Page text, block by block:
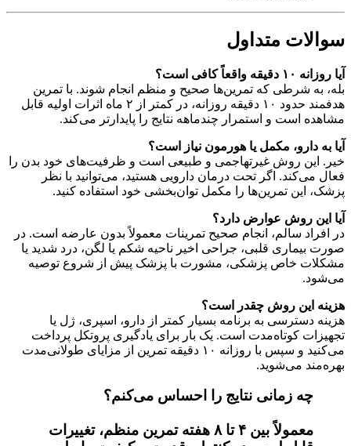
سوالات متداول
آیا روزانه ۱۰ دقیقه واقعاً کافی است؟
بله، به شرطی که تمرین‌ها صحیح و منظم انجام شوند. با تمرین
هدفمند حدود ۱۰ دقیقه روزانه، در کمتر از ۲ ماه اثرات اولیه قابل
مشاهده است و استمرار چندماهه نتایج را پایدارتر می‌کند.
آیا به دارو، مکمل یا هورمون نیاز است؟
خیر. این روش غیرتهاجمی و طبیعی است و ظرفیت‌های خود بدن را
فعال می‌کند. اگر تحت درمان دارویی هستید، می‌توانید با نظر
پزشک، این تمرین‌ها را مکمل توان‌بخشی خود استفاده کنید.
آیا این روش عوارض دارد؟
در افراد سالم، انجام صحیح تمرینات معمولاً بدون عارضه است. در
صورت بیماری قلبی، جراحی اخیر ناحیه شکم یا لگن، درد شدید یا
مشکلات خاص پزشکی، مشورت با پزشک پیش از شروع توصیه
می‌شود.
هزینه این روش چقدر است؟
هزینه دسترسی به برنامه بسیار کمتر از دارو، اسپری، ژل یا
تجهیزات کوتاه‌مدت است. یک بار برای یادگیری پروتکل پرداخت
می‌کنید و سپس با روزانه ۱۰ دقیقه تمرین از مزایای طولانی‌مدت
بهره‌مند می‌شوید.
چه زمانی نتایج را احساس می‌کنم؟
معمولاً بین ۴ تا ۸ هفته تمرین منظم، تغییرات